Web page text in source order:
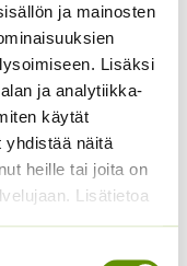
ja mainosten
Lisäksi
ja analytiikka-
käytät
yhdistää näitä
heille tai joita on
Lisätietoa
Green
€ – 4,65€Hintaluokka:
1,65 €
-
4,65 €